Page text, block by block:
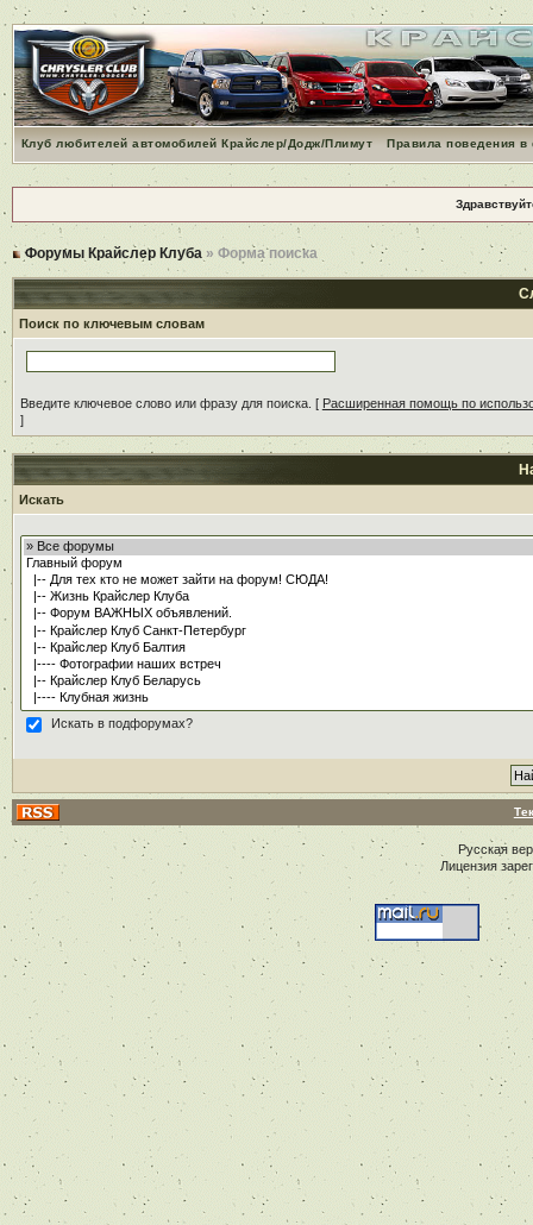
Клуб любителей автомобилей Крайслер/Додж/Плимут Правила поведения
Форумы Крайслер Клуба » Форма поиска
Поиск по ключевым словам
Введите ключевое слово или фразу для поиска. [ Расширенная помощь по
]
Искать
Искать в подфорумах?
Русская
Лицензия